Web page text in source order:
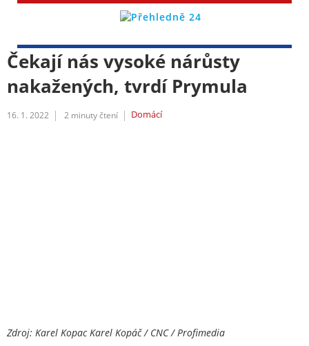
Čekají nás vysoké nárůsty
nakažených, tvrdí Prymula
16. 1. 2022 2 minuty čtení Domácí
Zdroj: Karel Kopac Karel Kopáč / CNC / Profimedia